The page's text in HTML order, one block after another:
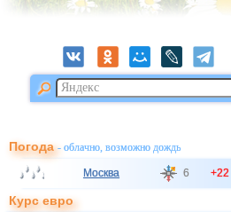
Погода- облачно, возможно дождь
Москва 6 +22
Курс евро